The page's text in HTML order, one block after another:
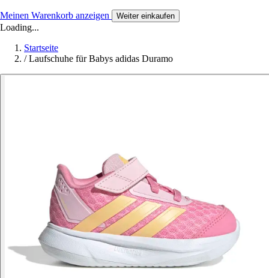
Meinen Warenkorb anzeigen Weiter einkaufen
Loading...
Startseite
/ Laufschuhe für Babys adidas Duramo